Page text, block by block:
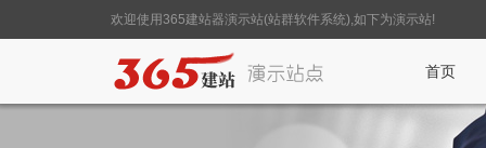
欢迎使用365建站器演示站(站群软件系统),如下为演示站!
首页